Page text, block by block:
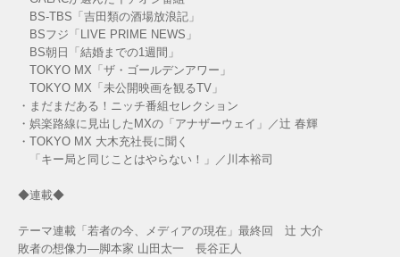
BS-TBS「吉田類の酒場放浪記」
BSフジ「LIVE PRIME NEWS」
BS朝日「結婚までの1週間」
TOKYO MX「ザ・ゴールデンアワー」
TOKYO MX「未公開映画を観るTV」
・まだまだある！ニッチ番組セレクション
・娯楽路線に見出したMXの「アナザーウェイ」／辻 春輝
・TOKYO MX 大木充社長に聞く
「キー局と同じことはやらない！」／川本裕司
◆連載◆
テーマ連載「若者の今、メディアの現在」最終回 辻 大介
敗者の想像力―脚本家 山田太一 長谷正人